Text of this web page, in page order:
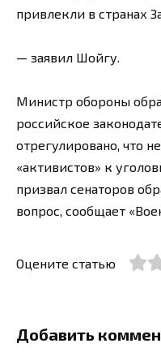
привлекли в странах
— заявил Шойгу.
Министр обороны
российское
отрегулировано, что
«активистов» к
призвал сенаторов
вопрос, сообщает
Оцените статью
Добавить